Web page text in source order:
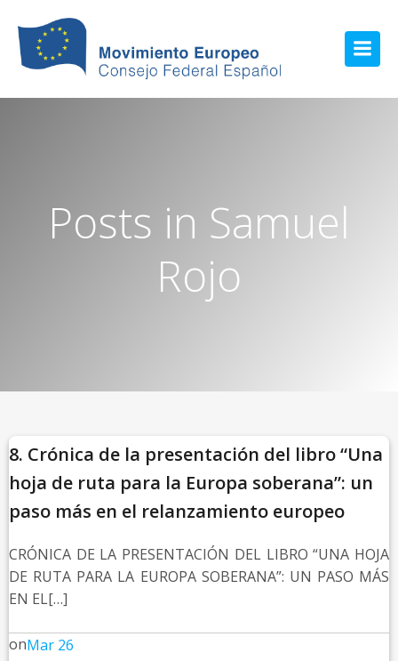
Posts in Samuel
Rojo
8. Crónica de la presentación del libro “Una
hoja de ruta para la Europa soberana”: un
paso más en el relanzamiento europeo
CRÓNICA DE LA PRESENTACIÓN DEL LIBRO “UNA HOJA
DE RUTA PARA LA EUROPA SOBERANA”: UN PASO MÁS
EN EL[…]
onMar 26